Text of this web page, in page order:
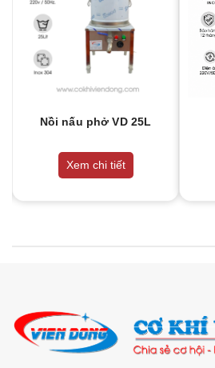
Nồi nấu phở VD 25L
Xem chi tiết